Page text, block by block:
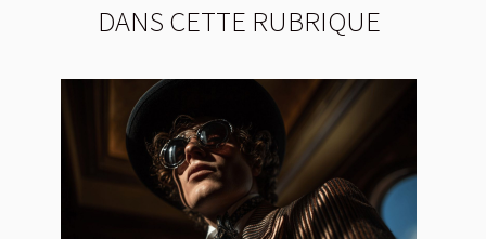
DANS CETTE RUBRIQUE